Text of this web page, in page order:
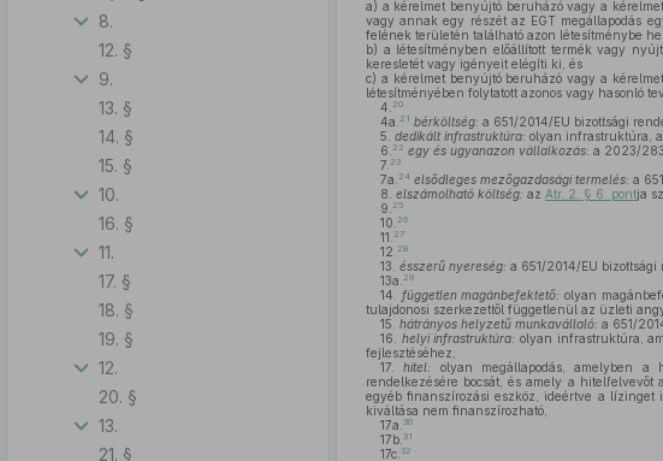
8.
12. §
9.
13. §
14. §
15. §
10.
16. §
11.
17. §
18. §
19. §
12.
20. §
13.
21. §
a) a kérelmet benyújtó beruházó vagy a
vagy annak egy részét az EGT megállapodás
felének területén található azon létesítménybe
b) a létesítményben előállított termék vagy
keresletét vagy igényeit elégíti ki, és
c) a kérelmet benyújtó beruházó vagy a
létesítményében folytatott azonos vagy hasonló
4. 20
4a. 21 bérköltség: a 651/2014/EU bizottsági
5. dedikált infrastruktúra: olyan infrastruktúra,
6. 22 egy és ugyanazon vállalkozás: a 2023/
7. 23
7a. 24 elsődleges mezőgazdasági termelés: a
8. elszámolható költség: az Atr. 2. § 6. pontja
9. 25
10. 26
11. 27
12. 28
13. ésszerű nyereség: a 651/2014/EU
13a. 29
14. független magánbefektető: olyan
tulajdonosi szerkezettől függetlenül az üzleti
15. hátrányos helyzetű munkavállaló: a 651/
16.
helyi infrastruktúra: olyan infrastruktúra,
fejlesztéséhez,
17.
hitel: olyan megállapodás, amelyben a
rendelkezésére bocsát, és amely a hitelfelvevőt
egyéb finanszírozási eszköz, ideértve a lízinget
kiváltása nem finanszírozható,
17a. 30
17b. 31
17c. 32